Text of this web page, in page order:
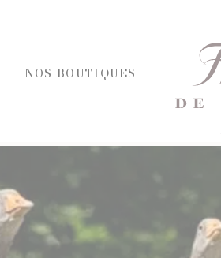
NOS BOUTIQUES
ÉPICERIE SALÉE
TOASTS D'APÉRITIF
TERRINES